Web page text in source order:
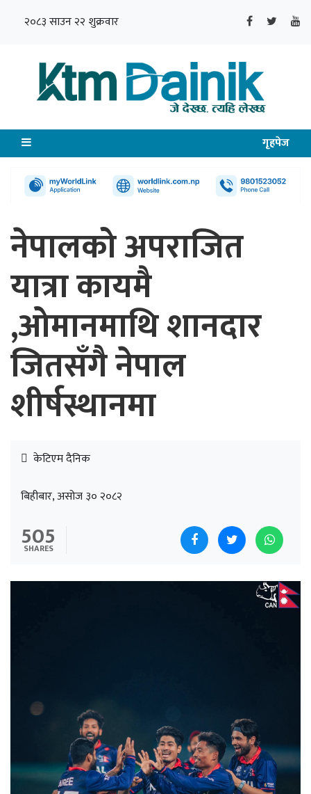
२०८३ साउन २२ शुक्रवार
गृहपेज
नेपालको अपराजित
यात्रा कायमै
,ओमानमाथि शानदार
जितसँगै नेपाल
शीर्षस्थानमा
केटिएम दैनिक
बिहीबार, असोज ३० २०८२
505
SHARES